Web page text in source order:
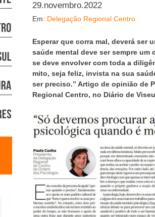
29.novembro.2022
Em: Delegação Regional Centro
Esperar que corra mal, deverá ser
saúde mental deve ser sempre um
se deve envolver com toda a
mito, seja feliz, invista na sua
ser preciso.” Artigo de opinião de
Regional Centro, no Diário de